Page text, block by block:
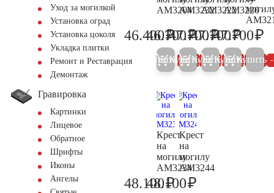
Уход за могилкой
Установка оград
Установка цоколя
Укладка плитки
Ремонт и Реставрация
Демонтаж
Гравировка
Картинки
Лицевое
Обратное
Шрифты
Иконы
Ангелы
AM3204
48.800
46.400₽
Купить 5%
AM3232
49.200
46.700₽
Купить 5%
AM3222
50.200
47.700₽
Купить 5%
AM3220
50.200
47.700₽
Купить 5%
47.700₽
Купить
Крест
на
могилу
AM3234
50.600
48.100₽
Крест
на
могилу
AM3244
48.100₽